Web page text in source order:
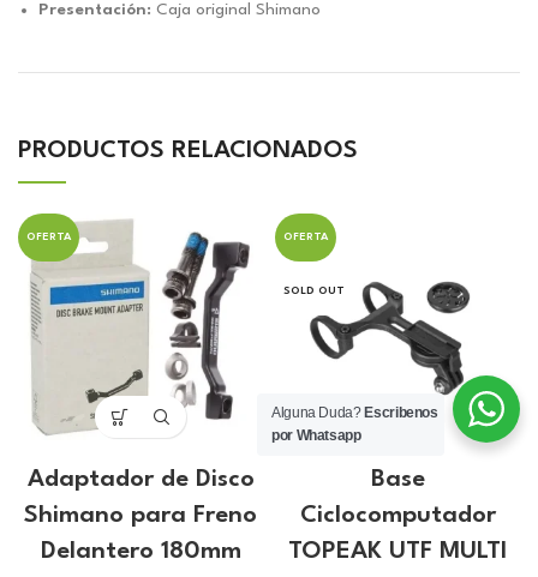
Presentación: Caja original Shimano
PRODUCTOS RELACIONADOS
OFERTA
Adaptador de Disco
Shimano para Freno
Delantero 180mm
OFERTA
SOLD OUT
Base
Ciclocomputador
TOPEAK UTF MULTI
Alguna Duda? Escribenos
por Whatsapp